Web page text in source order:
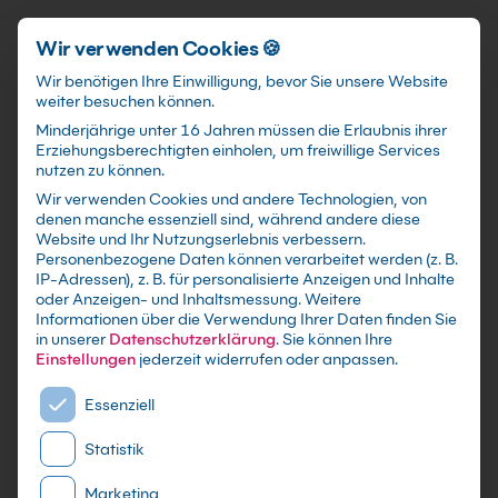
Schnellzugriff
Visual C++ Grundkurs
mit Zertifikat als Live Online Training,
Präsenzseminar in IT-Schulungszentren sowie
maßgeschneiderte Firmen- oder Inhouse-
Schulung für dein Team - Lerne und erweitere
dein C++ Wissen
Wir verwenden Cookies 🍪
Wir benötigen Ihre Einwilligung, bevor Sie unsere Website
weiter besuchen können.
Minderjährige unter 16 Jahren müssen die Erlaubnis ihrer
Erziehungsberechtigten einholen, um freiwillige Services
nutzen zu können.
Wir verwenden Cookies und andere Technologien, von
denen manche essenziell sind, während andere diese
Website und Ihr Nutzungserlebnis verbessern.
Personenbezogene Daten können verarbeitet werden (z. B.
IP-Adressen), z. B. für personalisierte Anzeigen und Inhalte
oder Anzeigen- und Inhaltsmessung.Weitere
Informationen über die Verwendung Ihrer Daten finden Sie
in unserer Datenschutzerklärung.Sie können Ihre
Einstellungen jederzeit widerrufen oder anpassen.
Es folgt eine Liste der Service-Gruppen, für die eine
Essenziell
Statistik
Marketing